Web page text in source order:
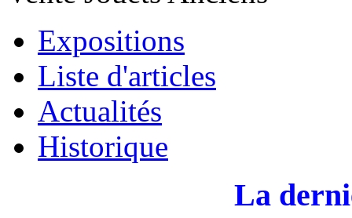
Expositions
Liste d'articles
Actualités
Historique
La